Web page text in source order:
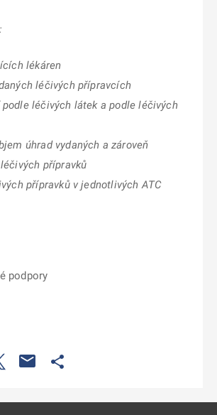
lékáren
léčivých přípravcích
podle léčivých látek a podle léčivých
úhrad vydaných a zároveň
přípravků
přípravků v jednotlivých ATC
podpory
na nové kartě
se otevře na nové kartě
Odkaz se otevře na nové kartě